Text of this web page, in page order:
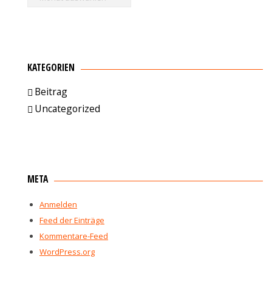
KATEGORIEN
Beitrag
Uncategorized
META
Anmelden
Feed der Einträge
Kommentare-Feed
WordPress.org